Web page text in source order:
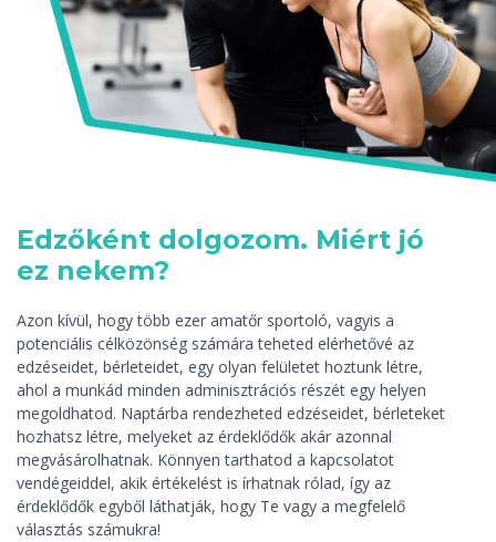
Edzőként dolgozom. Miért jó
ez nekem?
Azon kívül, hogy több ezer amatőr sportoló, vagyis a
potenciális célközönség számára teheted elérhetővé az
edzéseidet, bérleteidet, egy olyan felületet hoztunk létre,
ahol a munkád minden adminisztrációs részét egy helyen
megoldhatod. Naptárba rendezheted edzéseidet, bérleteket
hozhatsz létre, melyeket az érdeklődők akár azonnal
megvásárolhatnak. Könnyen tarthatod a kapcsolatot
vendégeiddel, akik értékelést is írhatnak rólad, így az
érdeklődők egyből láthatják, hogy Te vagy a megfelelő
választás számukra!